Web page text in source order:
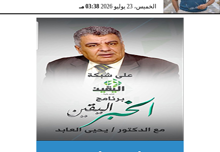
الخميس، 23 يوليو 2026 03:38 مـ